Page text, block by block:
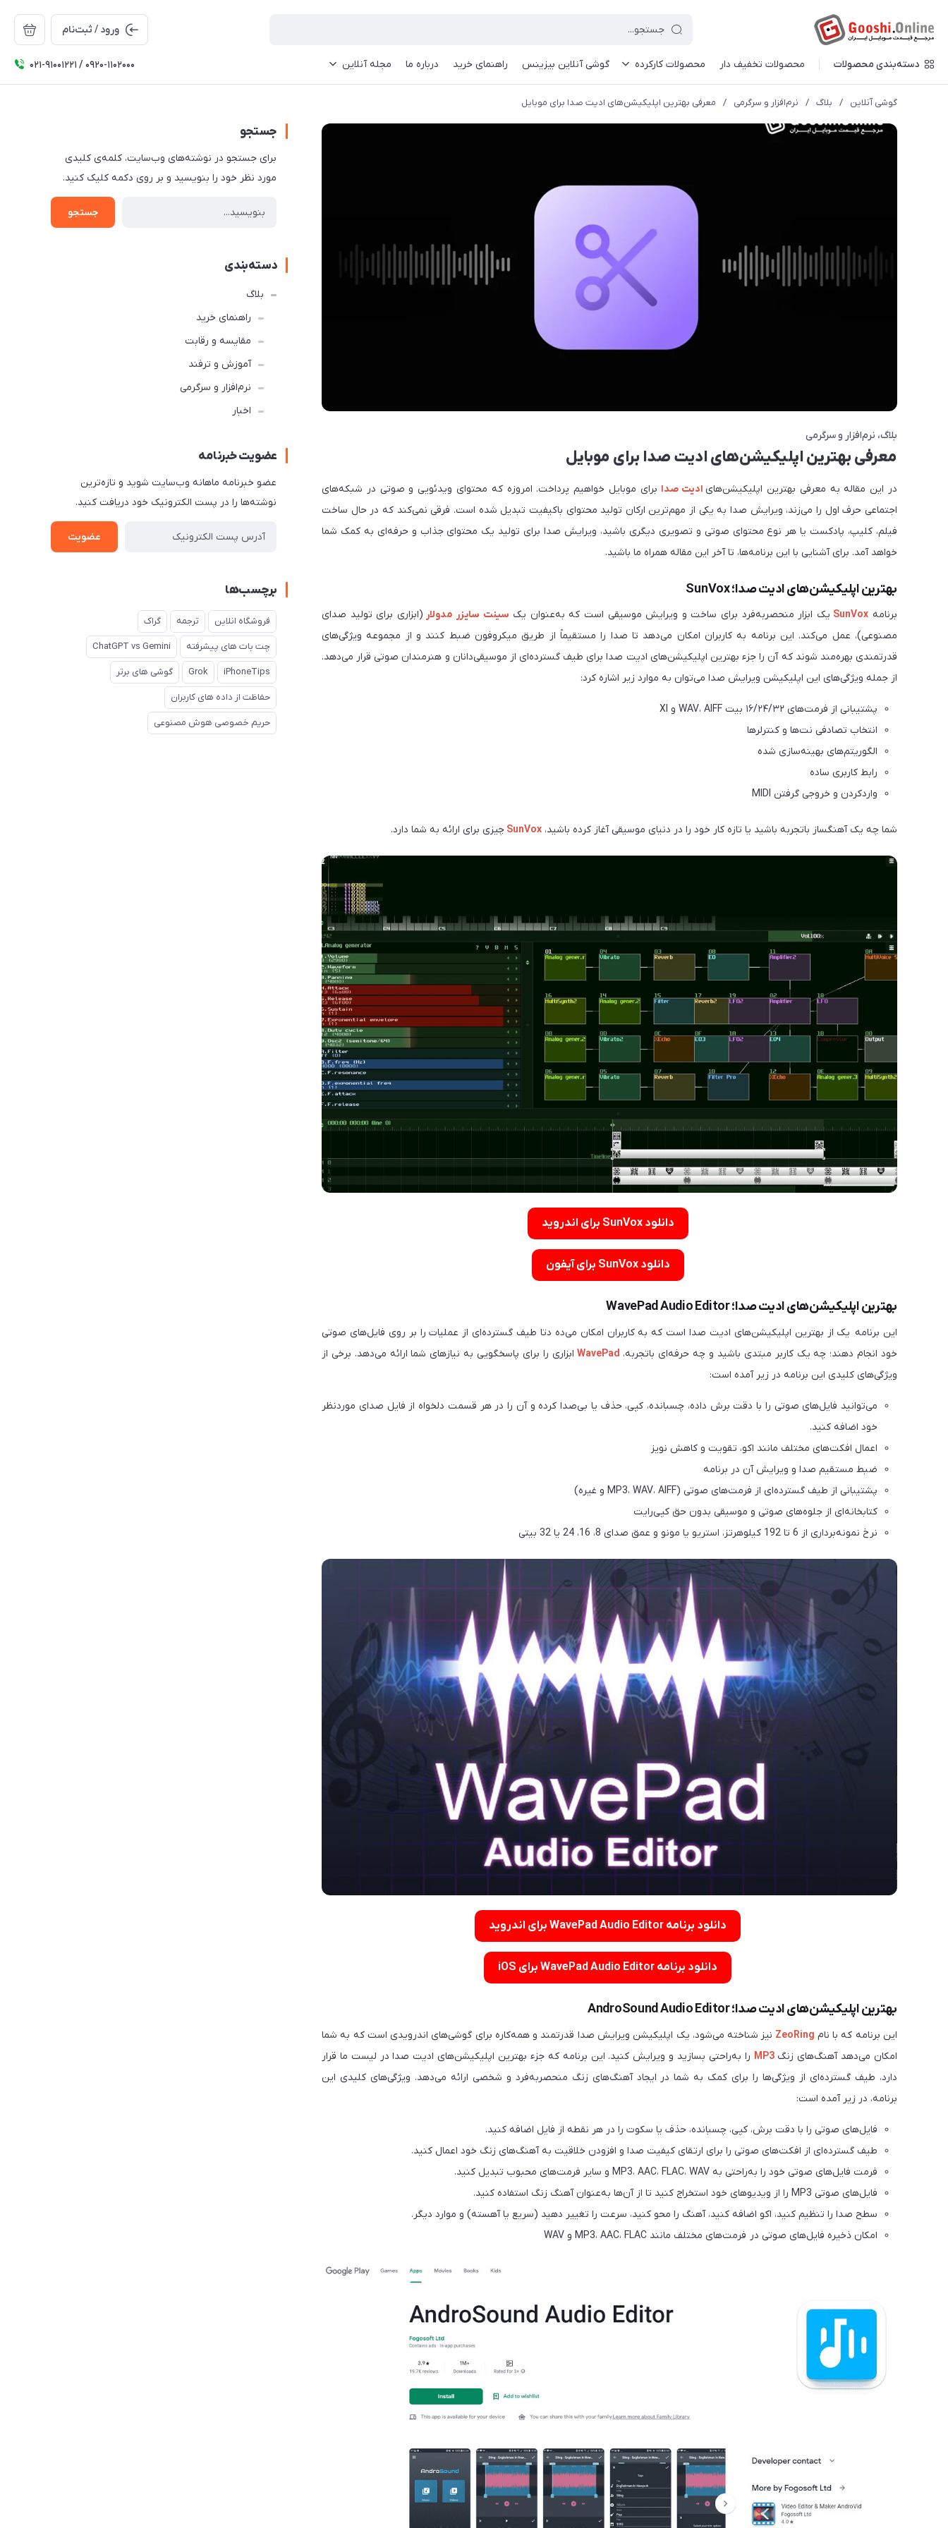
ورود / ثبت‌نام
دسته‌بندی محصولات محصولات تخفیف دار محصولات کارکرده گوشی آنلاین بیزینس راهنمای خرید درباره ما مجله آنلاین ۰۲۱-91001221 / 0920-1102000
گوشی آنلاین / بلاگ / نرم‌افزار و سرگرمی / معرفی بهترین اپلیکیشن‌های ادیت صدا برای موبایل
بلاگ نرم‌افزار و سرگرمی
معرفی بهترین اپلیکیشن‌های ادیت صدا برای موبایل
در این مقاله به معرفی بهترین اپلیکیشن‌های ادیت صدا برای موبایل خواهیم پرداخت. امروزه که محتوای ویدئویی و صوتی در شبکه‌های
اجتماعی حرف اول را می‌زند، ویرایش صدا به یکی از مهم‌ترین ارکان تولید محتوای باکیفیت تبدیل شده است. فرقی نمی‌کند که در حال ساخت
فیلم، کلیپ، پادکست یا هر نوع محتوای صوتی و تصویری دیگری باشید، ویرایش صدا برای تولید یک محتوای جذاب و حرفه‌ای به کمک شما
خواهد آمد. برای آشنایی با این برنامه‌ها، تا آخر این مقاله همراه ما باشید.
بهترین اپلیکیشن‌های ادیت صدا؛ SunVox
برنامه SunVox‏ یک ابزار منحصربه‌فرد برای ساخت و ویرایش موسیقی است که به‌عنوان یک سینت سایزر مدولار (ابزاری برای تولید صدای
مصنوعی)، عمل می‌کند. این برنامه به کاربران امکان می‌دهد تا صدا را مستقیماً از طریق میکروفون ضبط کنند و از مجموعه ویژگی‌های
قدرتمندی بهره‌مند شوند که آن را جزء بهترین اپلیکیشن‌های ادیت صدا برای طیف گسترده‌ای از موسیقی‌دانان و هنرمندان صوتی قرار می‌دهد.
از جمله ویژگی‌های این اپلیکیشن ویرایش صدا می‌توان به موارد زیر اشاره کرد:
پشتیبانی از فرمت‌های ۱۶/۲۴/۳۲ بیت WAV، AIFF و XI
انتخاب تصادفی نت‌ها و کنترلرها
الگوریتم‌های بهینه‌سازی‌ شده
رابط کاربری ساده
واردکردن و خروجی گرفتن MIDI
شما چه یک آهنگساز باتجربه باشید یا تازه کار خود را در دنیای موسیقی آغاز کرده باشید، SunVox چیزی برای ارائه به شما دارد.
دانلود SunVox برای اندروید
دانلود SunVox برای آیفون
بهترین اپلیکیشن‌های ادیت صدا؛ WavePad Audio Editor
این برنامه یک از بهترین اپلیکیشن‌های ادیت صدا است که به کاربران امکان می‌ده دتا طیف گسترده‌ای از عملیات را بر روی فایل‌های صوتی
خود انجام دهند؛ چه یک کاربر مبتدی باشید و چه حرفه‌ای باتجربه، WavePad ابزاری را برای پاسخگویی به نیازهای شما ارائه می‌دهد. برخی از
ویژگی‌های کلیدی این برنامه در زیر آمده است:
می‌توانید فایل‌های صوتی را با دقت برش داده، چسبانده، کپی، حذف یا بی‌صدا کرده و آن را در هر قسمت دلخواه از فایل صدای موردنظر
خود اضافه کنید.
اعمال افکت‌های مختلف مانند اکو، تقویت و کاهش نویز
ضبط مستقیم صدا و ویرایش آن در برنامه
پشتیبانی از طیف گسترده‌ای از فرمت‌های صوتی (MP3، WAV، AIFF و غیره)
کتابخانه‌ای از جلوه‌های صوتی و موسیقی بدون حق کپی‌رایت
نرخ نمونه‌برداری از 6 تا 192 کیلوهرتز، استریو یا مونو و عمق صدای 8، 16، 24 یا 32 بیتی
دانلود برنامه WavePad Audio Editor برای اندروید
دانلود برنامه WavePad Audio Editor برای iOS
بهترین اپلیکیشن‌های ادیت صدا؛ AndroSound Audio Editor
این برنامه که با نام ZeoRing نیز شناخته می‌شود، یک اپلیکیشن ویرایش صدا قدرتمند و همه‌کاره برای گوشی‌های اندرویدی است که به شما
امکان می‌دهد آهنگ‌های زنگMP3 را به‌راحتی بسازید و ویرایش کنید. این برنامه که جزء بهترین اپلیکیشن‌های ادیت صدا در لیست ما قرار
دارد، طیف گسترده‌ای از ویژگی‌ها را برای کمک به شما در ایجاد آهنگ‌های زنگ منحصربه‌فرد و شخصی ارائه می‌دهد. ویژگی‌های کلیدی این
برنامه، در زیر آمده است:
فایل‌های صوتی را با دقت برش، کپی، چسبانده، حذف یا سکوت را در هر نقطه از فایل اضافه کنید.
طیف گسترده‌ای از افکت‌های صوتی را برای ارتقای کیفیت صدا و افزودن خلاقیت به آهنگ‌های زنگ خود اعمال کنید.
فرمت فایل‌های صوتی خود را به‌راحتی به MP3، AAC، FLAC، WAV و سایر فرمت‌های محبوب تبدیل کنید.
فایل‌های صوتی MP3 را از ویدیوهای خود استخراج کنید تا از آن‌ها به‌عنوان آهنگ زنگ استفاده کنید.
سطح صدا را تنظیم کنید، اکو اضافه کنید، آهنگ را محو کنید، سرعت را تغییر دهید (سریع یا آهسته) و موارد دیگر.
امکان ذخیره فایل‌های صوتی در فرمت‌های مختلف مانند MP3، AAC، FLAC و WAV
جستجو
برای جستجو در نوشته‌های وب‌سایت، کلمه‌ی کلیدی
مورد نظر خود را بنویسید و بر روی دکمه کلیک کنید.
جستجو
دسته‌بندی
بلاگ
راهنمای خرید
مقایسه و رقابت
آموزش و ترفند
نرم‌افزار و سرگرمی
اخبار
عضویت خبرنامه
عضو خبرنامه ماهانه وب‌سایت شوید و تازه‌ترین
نوشته‌ها را در پست الکترونیک خود دریافت کنید.
عضویت
برچسب‌ها
فروشگاه انلاین ترجمه گراک
چت بات های پیشرفته ChatGPT vs Gemini
iPhoneTips
Grok گوشی های برتر
حفاظت از داده های کاربران
حریم خصوصی هوش مصنوعی